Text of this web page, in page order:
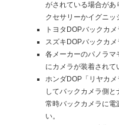
がされている場合があ
クセサリーかイグニッ
トヨタDOPバックカ
スズキDOPバックカ
各メーカーのパノラマ
にカメラが装着されて
ホンダDOP「リヤカ
してバックカメラ側
常時バックカメラに電
い。